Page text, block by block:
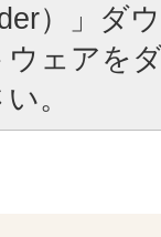
）」ダ
ェアを
。